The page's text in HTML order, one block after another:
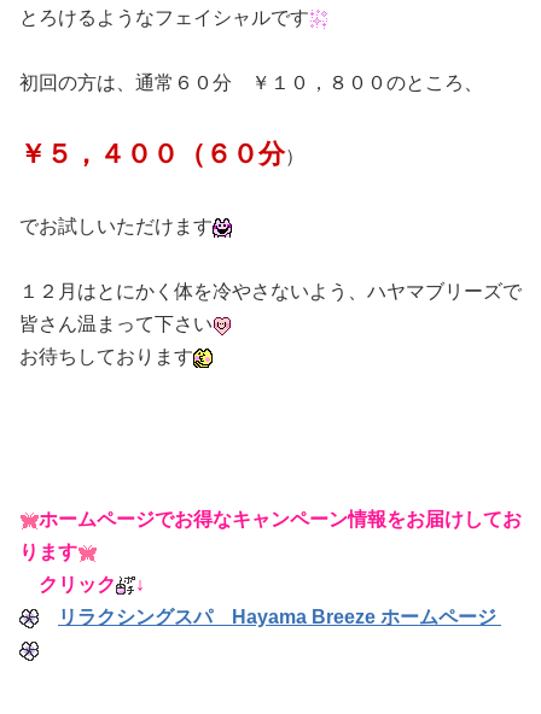
とろけるようなフェイシャルです
初回の方は、通常６０分 ￥１０，８００のところ、
￥５，４００（６０分）
でお試しいただけます
１２月はとにかく体を冷やさないよう、ハヤマブリーズで
皆さん温まって下さい
お待ちしております
ホームページでお得なキャンペーン情報をお届けしてお
ります
クリック
↓
リラクシングスパ Hayama Breeze ホームページ